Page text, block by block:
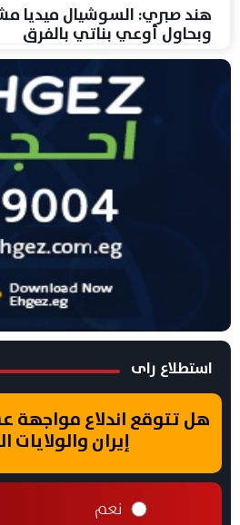
هند صبري: السوشيال ميديا
وبحاول أوعي بناتي بالفرق
استطلاع راى
هل تتوقع اندلاع مواجهة
إيران والولايات
نعم